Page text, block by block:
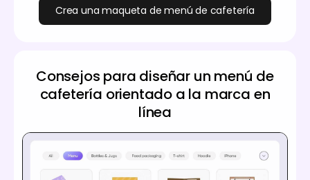
Crea una maqueta de menú de cafetería
Consejos para diseñar un menú de
cafetería orientado a la marca en
línea